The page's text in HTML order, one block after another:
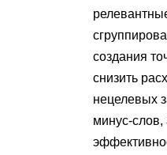
создания
снизить
нецелевых
минус-слов,